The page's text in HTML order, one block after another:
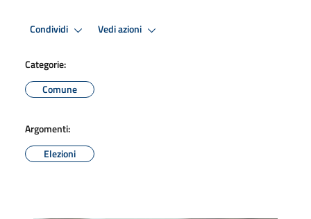
Condividi Vedi azioni
Categorie:
Comune
Argomenti:
Elezioni